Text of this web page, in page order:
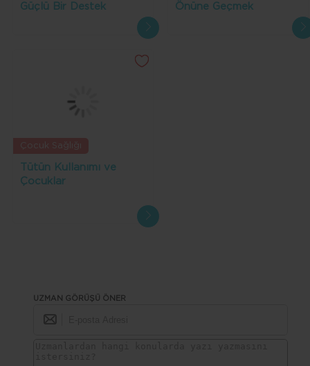
Güçlü Bir Destek
Önüne Geçmek
Tütün Kullanımı ve
Çocuklar
UZMAN GÖRÜŞÜ ÖNER